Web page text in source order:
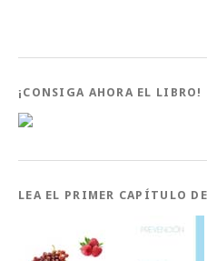
¡CONSIGA AHORA EL LIBRO!
LEA EL PRIMER CAPÍTULO